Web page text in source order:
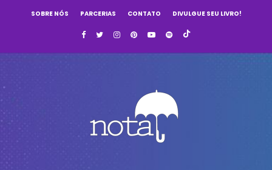
SOBRE NÓS PARCERIAS CONTATO DIVULGUE SEU LIVRO!